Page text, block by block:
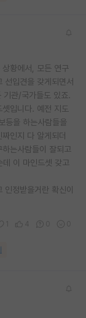
황에서, 모든 연구
선입견을 갖게되면서
관/국가들도 있죠.
입니다. 예전 지도
등을 하는사람들을
인지 다 알게되더
는사람들이 잘되고
데 이 마인드셋 갖고
정받을거란 확신이